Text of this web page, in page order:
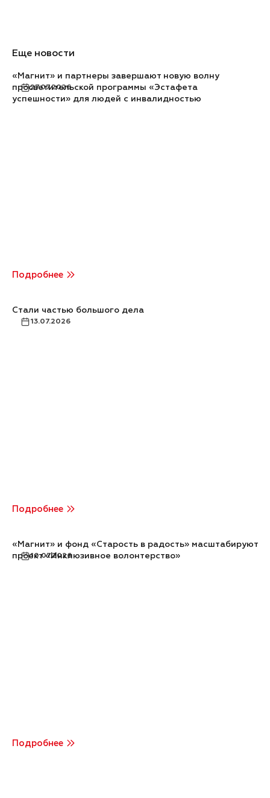
Еще новости
27.07.2026
«Магнит» и партнеры завершают новую волну
просветительской программы «Эстафета
успешности» для людей с инвалидностью
Подробнее
13.07.2026
Стали частью большого дела
Подробнее
10.07.2026
«Магнит» и фонд «Старость в радость» масштабируют
проект «Инклюзивное волонтерство»
Подробнее